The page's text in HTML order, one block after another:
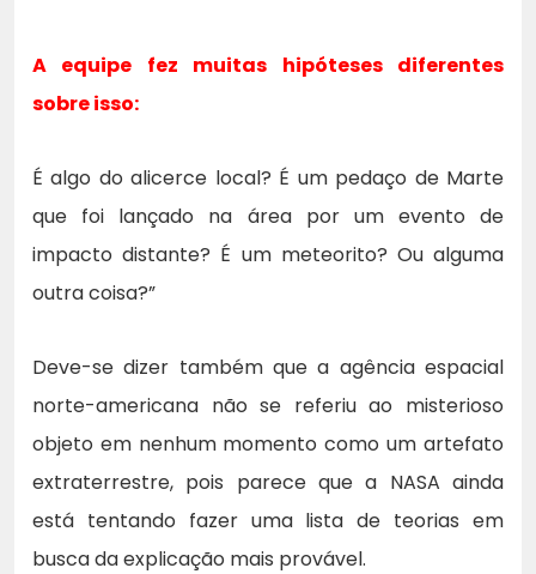
A equipe fez muitas hipóteses diferentes
sobre isso:
É algo do alicerce local? É um pedaço de Marte
que foi lançado na área por um evento de
impacto distante? É um meteorito? Ou alguma
outra coisa?”
Deve-se dizer também que a agência espacial
norte-americana não se referiu ao misterioso
objeto em nenhum momento como um artefato
extraterrestre, pois parece que a NASA ainda
está tentando fazer uma lista de teorias em
busca da explicação mais provável.